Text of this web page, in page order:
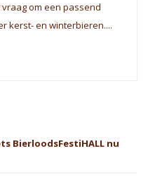
om een passend
kerst- en winterbieren....
BierloodsFestiHALL nu